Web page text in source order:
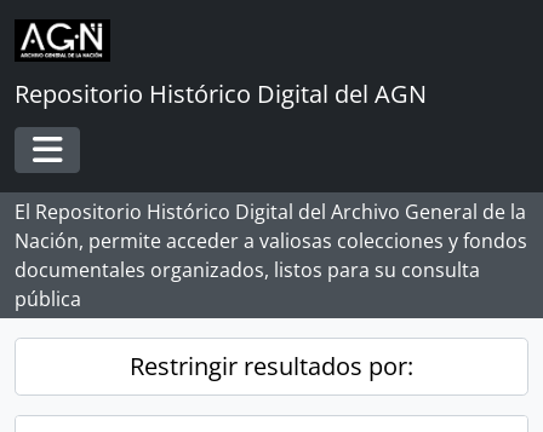
Skip to main content
Repositorio Histórico Digital del AGN
Toggle navigation
El Repositorio Histórico Digital del Archivo General de la
Nación, permite acceder a valiosas colecciones y fondos
documentales organizados, listos para su consulta
pública
Restringir resultados por: